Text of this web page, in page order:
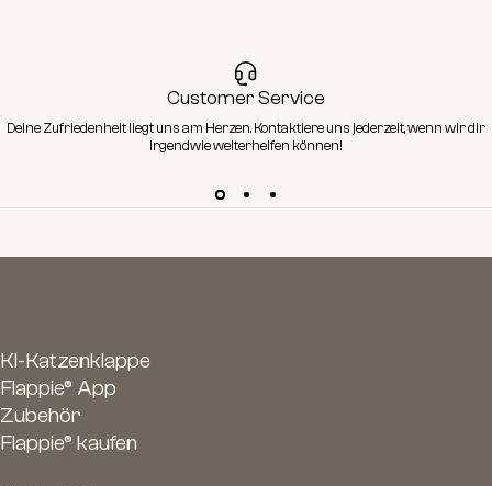
Customer Service
Deine Zufriedenheit liegt uns am Herzen. Kontaktiere uns jederzeit, wenn wir dir
irgendwie weiterhelfen können!
KI-Katzenklappe
Flappie® App
Zubehör
Flappie® kaufen